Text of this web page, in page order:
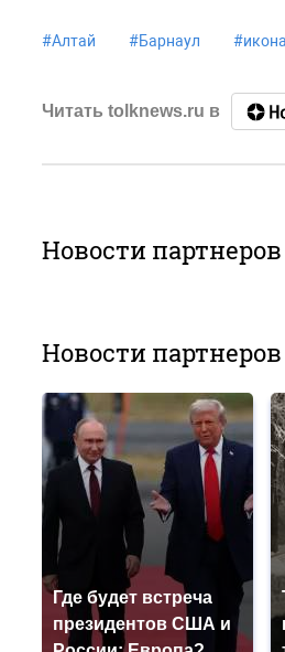
#Алтай #Барнаул #икона
Читать tolknews.ru в
Новости партнеров
Новости партнеров
Где будет встреча
президентов США и